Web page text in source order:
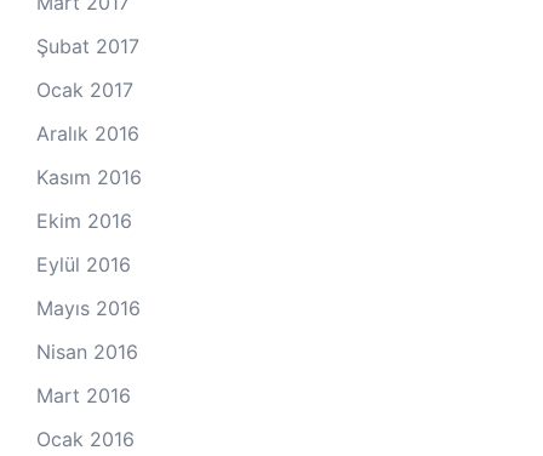
Şubat 2017
Ocak 2017
Aralık 2016
Kasım 2016
Ekim 2016
Eylül 2016
Mayıs 2016
Nisan 2016
Mart 2016
Ocak 2016